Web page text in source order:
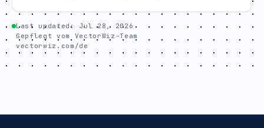
Last updated: Jul 28, 2026
Gepflegt vom VectorWiz-Team
vectorwiz.com/de